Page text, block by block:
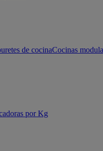
de cocinaCocinas
por Kg